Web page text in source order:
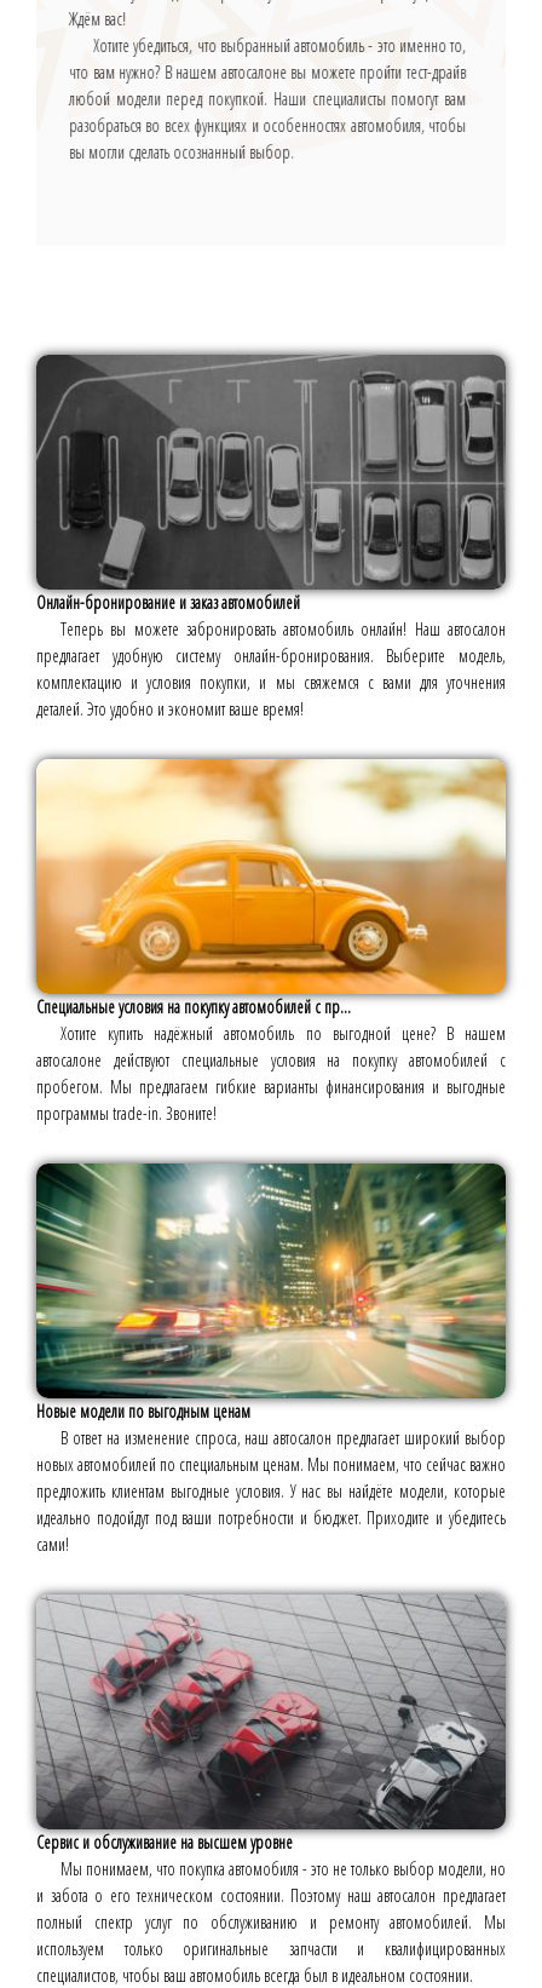
Ждём вас!
Хотите убедиться, что выбранный автомобиль - это именно то,
что вам нужно? В нашем автосалоне вы можете пройти тест-драйв
любой модели перед покупкой. Наши специалисты помогут вам
разобраться во всех функциях и особенностях автомобиля, чтобы
вы могли сделать осознанный выбор.
Онлайн-бронирование и заказ автомобилей
Теперь вы можете забронировать автомобиль онлайн! Наш автосалон
предлагает удобную систему онлайн-бронирования. Выберите модель,
комплектацию и условия покупки, и мы свяжемся с вами для уточнения
деталей. Это удобно и экономит ваше время!
Специальные условия на покупку автомобилей с пр...
Хотите купить надёжный автомобиль по выгодной цене? В нашем
автосалоне действуют специальные условия на покупку автомобилей с
пробегом. Мы предлагаем гибкие варианты финансирования и выгодные
программы trade-in. Звоните!
Новые модели по выгодным ценам
В ответ на изменение спроса, наш автосалон предлагает широкий выбор
новых автомобилей по специальным ценам. Мы понимаем, что сейчас важно
предложить клиентам выгодные условия. У нас вы найдёте модели, которые
идеально подойдут под ваши потребности и бюджет. Приходите и убедитесь
сами!
Сервис и обслуживание на высшем уровне
Мы понимаем, что покупка автомобиля - это не только выбор модели, но
и забота о его техническом состоянии. Поэтому наш автосалон предлагает
полный спектр услуг по обслуживанию и ремонту автомобилей. Мы
используем только оригинальные запчасти и квалифицированных
специалистов, чтобы ваш автомобиль всегда был в идеальном состоянии.